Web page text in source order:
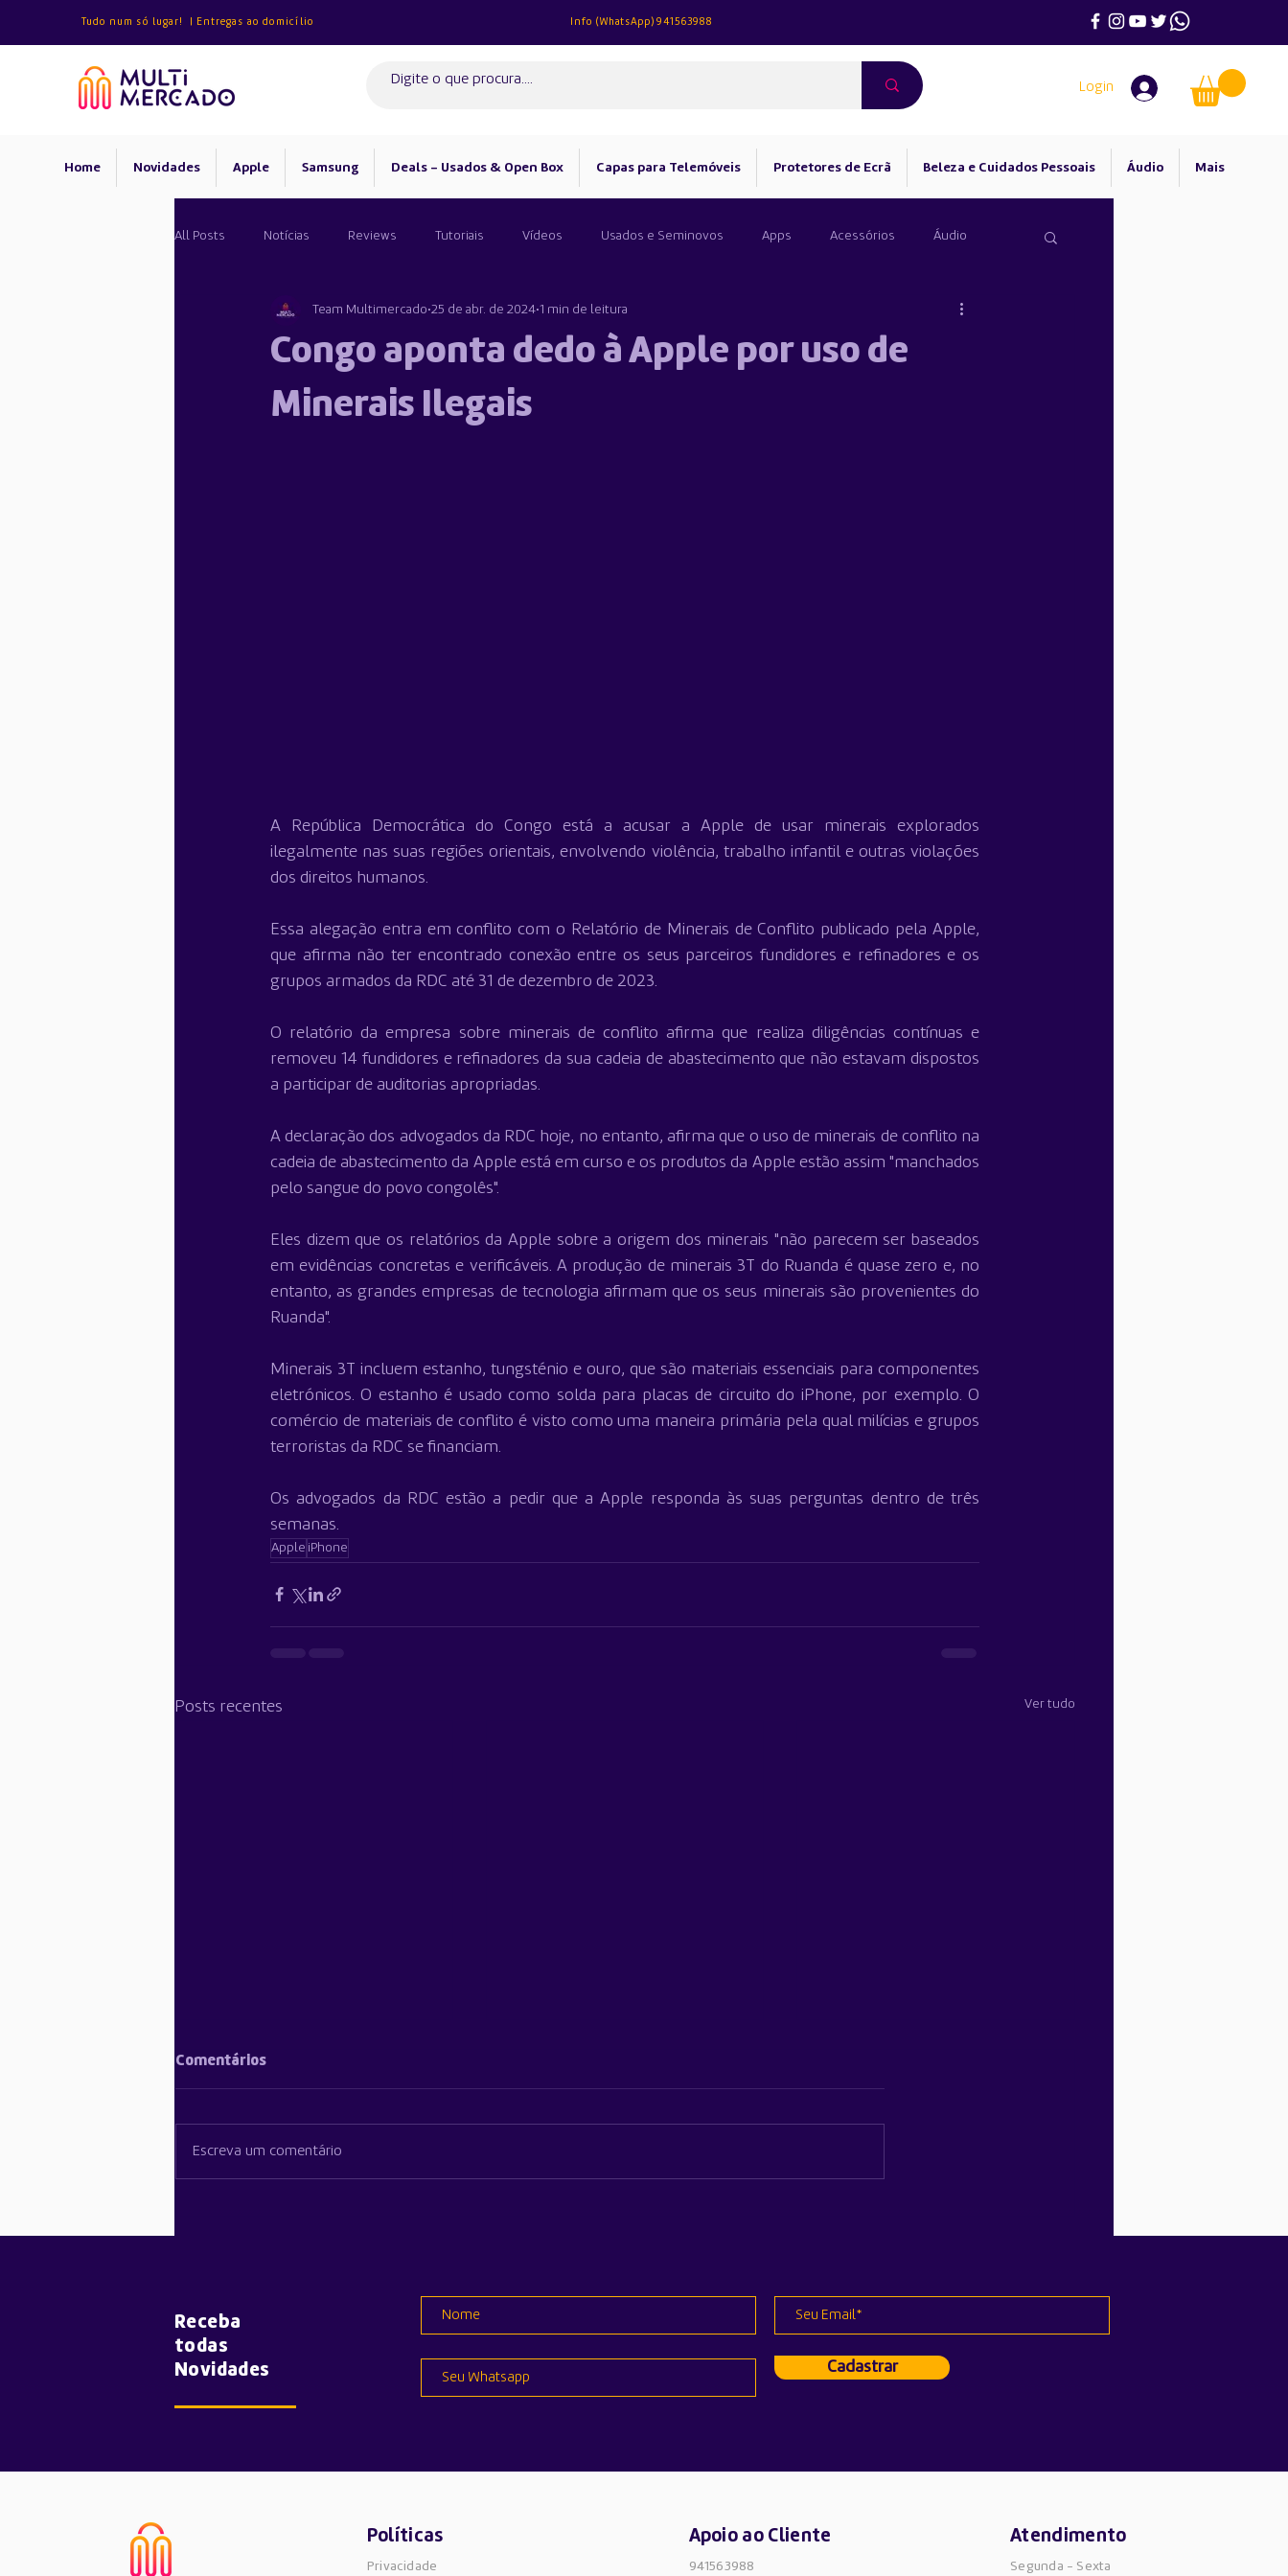
Tudo num só lugar! | Entregas ao domicílio Info (WhatsApp)941563988
Login
Home Novidades Apple Samsung Deals - Usados & Open Box Capas para Telemóveis Protetores de Ecrã Beleza e Cuidados Pessoais Áudio Mais
All Posts Notícias Reviews Tutoriais Vídeos Usados e Seminovos Apps Acessórios Áudio
Congo aponta dedo à Apple por uso de
Minerais Ilegais
Team Multimercado 25 de abr. de 2024 1 min de leitura
A República Democrática do Congo está a acusar a Apple de usar minerais explorados
ilegalmente nas suas regiões orientais, envolvendo violência, trabalho infantil e outras violações
dos direitos humanos.
Essa alegação entra em conflito com o Relatório de Minerais de Conflito publicado pela Apple,
que afirma não ter encontrado conexão entre os seus parceiros fundidores e refinadores e os
grupos armados da RDC até 31 de dezembro de 2023.
O relatório da empresa sobre minerais de conflito afirma que realiza diligências contínuas e
removeu 14 fundidores e refinadores da sua cadeia de abastecimento que não estavam dispostos
a participar de auditorias apropriadas.
A declaração dos advogados da RDC hoje, no entanto, afirma que o uso de minerais de conflito na
cadeia de abastecimento da Apple está em curso e os produtos da Apple estão assim "manchados
pelo sangue do povo congolês".
Eles dizem que os relatórios da Apple sobre a origem dos minerais "não parecem ser baseados
em evidências concretas e verificáveis. A produção de minerais 3T do Ruanda é quase zero e, no
entanto, as grandes empresas de tecnologia afirmam que os seus minerais são provenientes do
Ruanda".
Minerais 3T incluem estanho, tungsténio e ouro, que são materiais essenciais para componentes
eletrónicos. O estanho é usado como solda para placas de circuito do iPhone, por exemplo. O
comércio de materiais de conflito é visto como uma maneira primária pela qual milícias e grupos
terroristas da RDC se financiam.
Os advogados da RDC estão a pedir que a Apple responda às suas perguntas dentro de três
semanas.
Apple iPhone
Posts recentes Ver tudo
Comentários
Escreva um comentário
Receba
todas
Novidades
Cadastrar
Políticas
Privacidade
Apoio ao Cliente
941563988
Atendimento
Segunda - Sexta